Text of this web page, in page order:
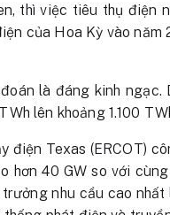
thì việc tiêu thụ điện
của Hoa Kỳ vào năm
là đáng kinh
lên khoảng 1.100
điện Texas (ERCOT)
hơn 40 GW so với
nhu cầu cao